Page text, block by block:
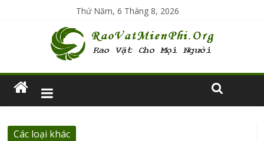
Thứ Năm, 6 Tháng 8, 2026
Các loại khác